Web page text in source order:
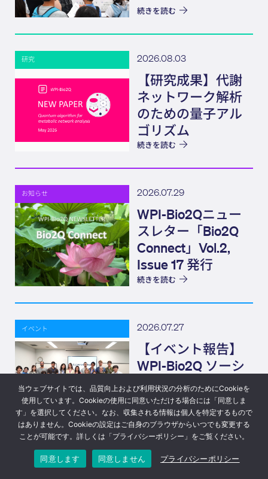
続きを読む
研究 2026.08.03
【研究成果】代謝
ネットワーク解析
のための量子アル
ゴリズム
続きを読む
お知らせ 2026.07.29
WPI-Bio2Qニュー
スレター「Bio2Q
Connect」Vol.2,
Issue 17 発行
続きを読む
イベント 2026.07.27
【イベント報告】
WPI-Bio2Q ソーシ
ャルイベント
(Bio2Q CONNECT)
Elevator Pitch
続きを読む
© 2023 Bio2Q プライバシーポリシー
当ウェブサイトでは、品質向上および利用状況の分析のためにCookieを
使用しています。Cookieの使用に同意いただける場合には「同意しま
す」を選択してください。なお、収集される情報は個人を特定するもので
はありません。Cookieの設定はご自身のブラウザからいつでも変更する
ことが可能です。詳しくは「プライバシーポリシー」をご覧ください。
同意します 同意しません プライバシーポリシー